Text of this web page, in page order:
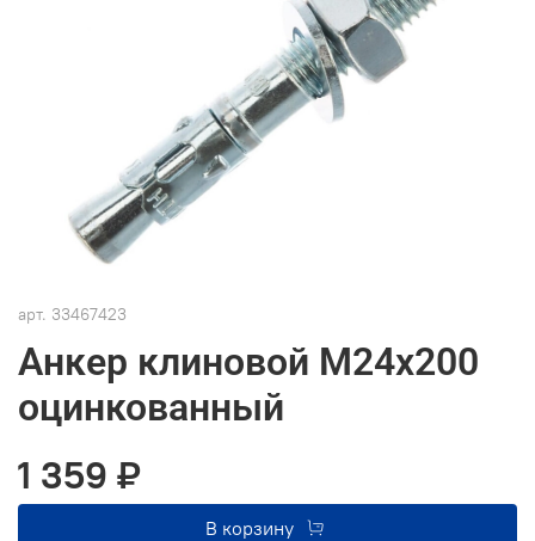
арт. 33467423
Анкер клиновой М24х200
оцинкованный
1 359 ₽
В корзину